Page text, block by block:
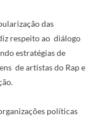
das
respeito ao diálogo
estratégias de
de artistas do Rap e
políticas